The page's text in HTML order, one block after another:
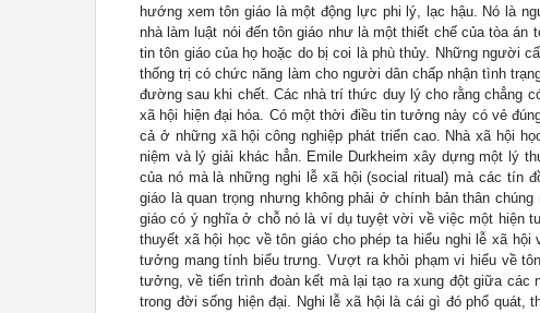
hướng xem tôn giáo là một động lực phi lý, lạc hậu. Nó là
nhà làm luật nói đến tôn giáo như là một thiết chế của tòa
tin tôn giáo của họ hoặc do bị coi là phù thủy. Những người
thống trị có chức năng làm cho người dân chấp nhận tình
đường sau khi chết. Các nhà trí thức duy lý cho rằng chẳng
xã hội hiện đại hóa. Có một thời điều tin tưởng này có vẻ
cả ở những xã hội công nghiệp phát triển cao. Nhà xã hội
niệm và lý giải khác hẳn. Emile Durkheim xây dựng một lý
của nó mà là những nghi lễ xã hội (social ritual) mà các tín
giáo là quan trọng nhưng không phải ở chính bản thân
giáo có ý nghĩa ở chỗ nó là ví dụ tuyệt vời về việc một hiện
thuyết xã hội học về tôn giáo cho phép ta hiểu nghi lễ xã
tưởng mang tính biểu trưng. Vượt ra khỏi phạm vi hiểu về
tưởng, về tiến trình đoàn kết mà lại tạo ra xung đột giữa
trong đời sống hiện đại. Nghi lễ xã hội là cái gì đó phổ quát,